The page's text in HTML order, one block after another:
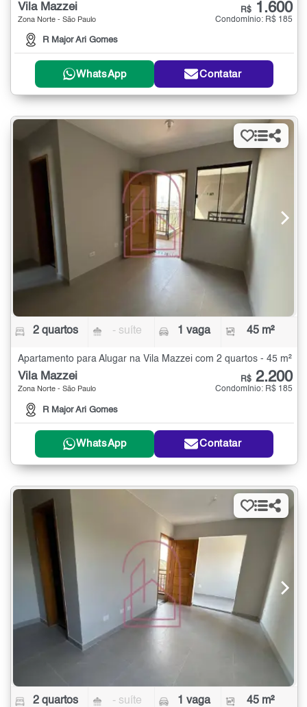
Vila Mazzei
Zona Norte - São Paulo
R Major Ari Gomes
R$ 1.600
Condomínio: R$ 185
WhatsApp Contatar
2 quartos - suíte 1 vaga 45 m²
Apartamento para Alugar na Vila Mazzei com 2 quartos - 45 m²
Vila Mazzei
Zona Norte - São Paulo
R Major Ari Gomes
R$ 2.200
Condomínio: R$ 185
WhatsApp Contatar
2 quartos - suíte 1 vaga 45 m²